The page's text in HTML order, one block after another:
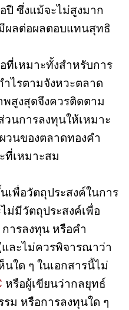
ปี ซึ่งแม้จะไม่สูงมาก
ผลต่อผลตอบแทนสุทธิ
ที่เหมาะทั้งสำหรับการ
ำไรตามจังหวะตลาด
สูงสุดจึงควรติดตาม
นการลงทุนให้เหมาะ
นของตลาดทองคำ
ที่เหมาะสม
เพื่อวัตถุประสงค์ในการ
ม่มีวัตถุประสงค์เพื่อ
ารลงทุน หรือคำ
ละไม่ควรพิจารณาว่า
ใด ๆ ในเอกสารนี้ไม่
หรือผู้เขียนว่ากลยุทธ์
ม หรือการลงทุนใด ๆ